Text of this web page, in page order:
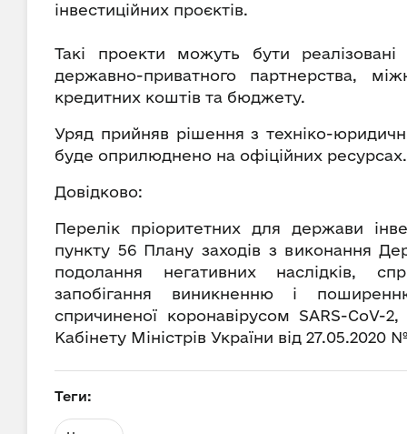
інвестиційних проєктів.
Такі проекти можуть бути
державно-приватного партнерства,
кредитних коштів та бюджету.
Уряд прийняв рішення з техніко-
буде оприлюднено на офіційних ресурсах.
Довідково:
Перелік пріоритетних для держави
пункту 56 Плану заходів з виконання
подолання негативних наслідків,
запобігання виникненню і
спричиненої коронавірусом SARS-
Кабінету Міністрів України від 27.05.2020
Теги: